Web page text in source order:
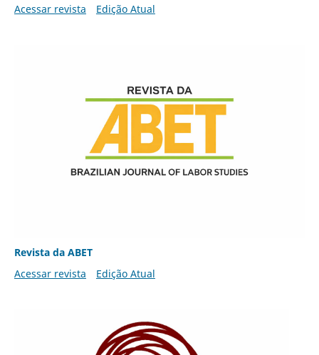
Acessar revista Edição Atual
Revista da ABET
Acessar revista
Edição Atual